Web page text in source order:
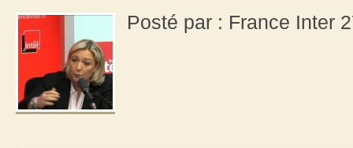
Posté par : France Inter